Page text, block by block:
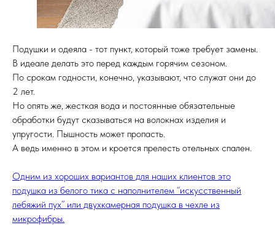
Подушки и одеяла - тот пункт, который тоже требует замены.
В идеале делать это перед каждым горячим сезоном.
По срокам годности, конечно, указывают, что служат они до
2 лет.
Но опять же, жесткая вода и постоянные обязательные
обработки будут сказываться на волокнах изделия и
упругости. Пышность может пропасть.
А ведь именно в этом и кроется прелесть отельных спален.
Одним из хороших вариантов для наших клиентов это
подушка из белого тика с наполнителем “искусственный
лебяжий пух” или двухкамерная подушка в чехле из
микрофибры.